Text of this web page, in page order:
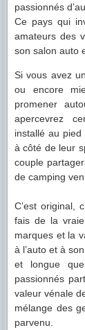
passionnés
Ce pays qui
amateurs des
son salon auto
Si vous avez
ou encore
promener
apercevrez
installé au pied
à côté de leur
couple
de camping
C’est original,
fais de la
marques et la
à l’auto et à
et longue
passionnés
valeur vénale
mélange des
parvenu.